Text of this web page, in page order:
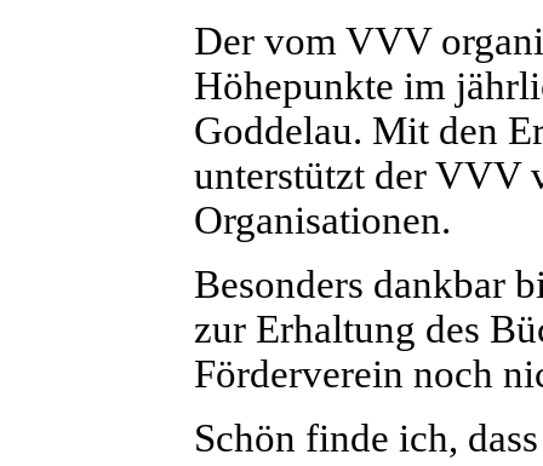
Der vom VVV
Höhepunkte im
Goddelau. Mit den
unterstützt der VVV
Organisationen.
Besonders dankbar
zur Erhaltung des
Förderverein noch
Schön finde ich,